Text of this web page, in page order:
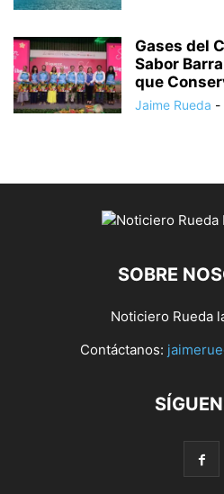
Gases del
Sabor
que
Jaime Rueda -
SOBRE
Noticiero Rueda
Contáctanos: